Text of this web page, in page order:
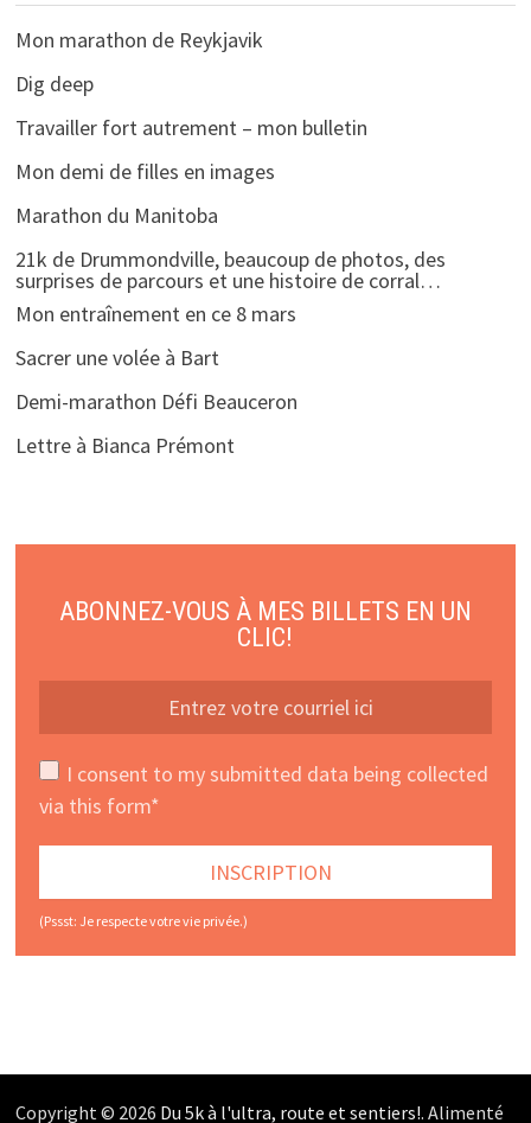
Mon marathon de Reykjavik
Dig deep
Travailler fort autrement – mon bulletin
Mon demi de filles en images
Marathon du Manitoba
21k de Drummondville, beaucoup de photos, des
surprises de parcours et une histoire de corral…
Mon entraînement en ce 8 mars
Sacrer une volée à Bart
Demi-marathon Défi Beauceron
Lettre à Bianca Prémont
ABONNEZ-VOUS À MES BILLETS EN UN
CLIC!
I consent to my submitted data being collected
via this form*
(Pssst: Je respecte votre vie privée.)
Copyright © 2026 Du 5k à l'ultra, route et sentiers!. Alimenté